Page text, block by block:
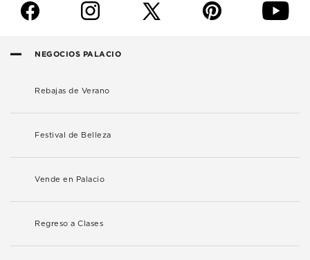
f i p y
NEGOCIOS PALACIO
Rebajas de Verano
Festival de Belleza
Vende en Palacio
Regreso a Clases